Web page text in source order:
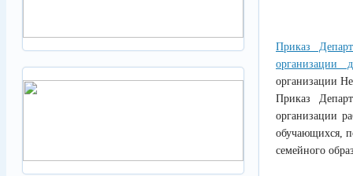
Приказ
организации
организации
Приказ
организации
обучающихся,
семейного